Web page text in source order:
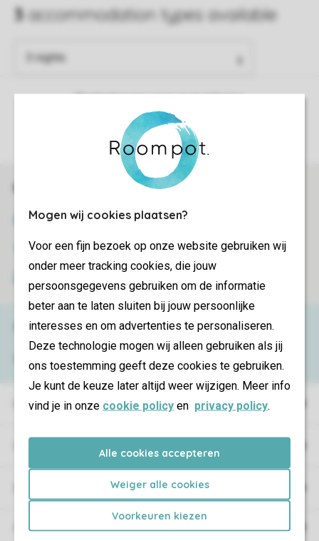
Mogen wij cookies plaatsen?
Voor een fijn bezoek op onze website gebruiken wij
onder meer tracking cookies, die jouw
persoonsgegevens gebruiken om de informatie
beter aan te laten sluiten bij jouw persoonlijke
interesses en om advertenties te personaliseren.
Deze technologie mogen wij alleen gebruiken als jij
ons toestemming geeft deze cookies te gebruiken.
Je kunt de keuze later altijd weer wijzigen. Meer info
vind je in onze cookie policy en privacy policy.
Alle cookies accepteren
Weiger alle cookies
Voorkeuren kiezen
More info and preferences
Book online securely and quickly
SSL certificate
Secure data transfer
Holiday parks
Special accommodations
Accommodations
Need help?
View the FAQor contact theContact Center